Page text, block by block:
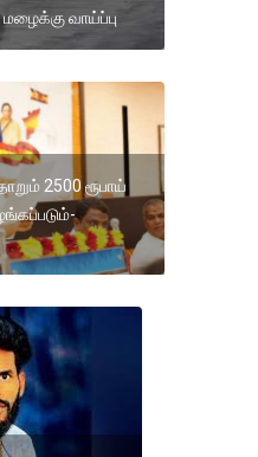
வாய்ப்பு
2500 ரூபாய்